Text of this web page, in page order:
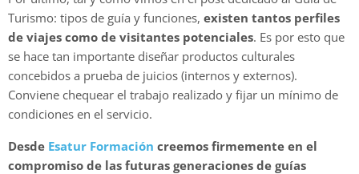
Turismo: tipos de guía y funciones, existen tantos perfiles
de viajes como de visitantes potenciales. Es por esto que
se hace tan importante diseñar productos culturales
concebidos a prueba de juicios (internos y externos).
Conviene chequear el trabajo realizado y fijar un mínimo de
condiciones en el servicio.
Desde Esatur Formación creemos firmemente en el
compromiso de las futuras generaciones de guías